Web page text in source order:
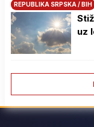
REPUBLIKA SRPSKA / BIH
uz